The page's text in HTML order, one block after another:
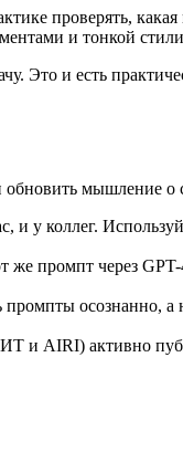
проверять,
и тонкой
Это и есть
обновить мышление о
у коллег.
же промпт через
промпты
и AIRI) активно